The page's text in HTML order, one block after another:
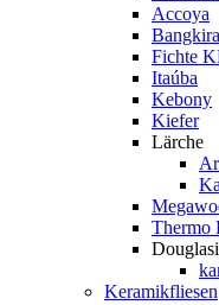
Accoya
Fichte
Itaúba
Kebony
Kiefer
Lärche
Thermo
Keramikfliesen